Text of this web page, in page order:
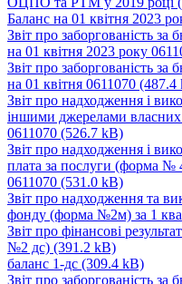
Баланс на 01 квітня 2023
Звіт про заборгованість
на 01 квітня 2023 року
Звіт про заборгованість
на 01 квітня 0611070 (487.4
Звіт про надходження і
іншими джерелами
0611070 (526.7 kB)
Звіт про надходження і
плата за послуги (форма №
0611070 (531.0 kB)
Звіт про надходження та
фонду (форма №2м) за 1
Звіт про фінансові
№2 дс) (391.2 kB)
баланс 1-дс (309.4 kB)
Звіт про заборгованість